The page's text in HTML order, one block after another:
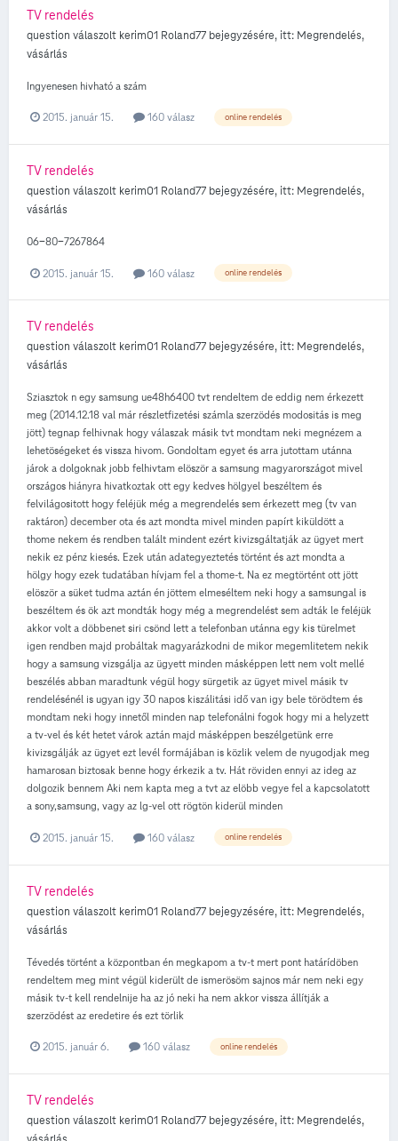
TV rendelés
question válaszolt kerim01 Roland77 bejegyzésére, itt: Megrendelés,
vásárlás
Ingyenesen hivható a szám
2015. január 15. 160 válasz online rendelés
TV rendelés
question válaszolt kerim01 Roland77 bejegyzésére, itt: Megrendelés,
vásárlás
06-80-7267864
2015. január 15. 160 válasz online rendelés
TV rendelés
question válaszolt kerim01 Roland77 bejegyzésére, itt: Megrendelés,
vásárlás
Sziasztok n egy samsung ue48h6400 tvt rendeltem de eddig nem érkezett
meg (2014.12.18 val már részletfizetési számla szerzödés modositás is meg
jött) tegnap felhivnak hogy válaszak másik tvt mondtam neki megnézem a
lehetöségeket és vissza hivom. Gondoltam egyet és arra jutottam utánna
járok a dolgoknak jobb felhivtam elöször a samsung magyarországot mivel
országos hiányra hivatkoztak ott egy kedves hölgyel beszéltem és
felvilágositott hogy feléjük még a megrendelés sem érkezett meg (tv van
raktáron) december ota és azt mondta mivel minden papírt kiküldött a
thome nekem és rendben talált mindent ezért kivizsgáltatják az ügyet mert
nekik ez pénz kiesés. Ezek után adategyeztetés történt és azt mondta a
hölgy hogy ezek tudatában hívjam fel a thome-t. Na ez megtörtént ott jött
elöször a süket tudma aztán én jöttem elmeséltem neki hogy a samsungal is
beszéltem és ök azt mondták hogy még a megrendelést sem adták le feléjük
akkor volt a döbbenet siri csönd lett a telefonban utánna egy kis türelmet
igen rendben majd probáltak magyarázkodni de mikor megemlitetem nekik
hogy a samsung vizsgálja az ügyett minden másképpen lett nem volt mellé
beszélés abban maradtunk végül hogy sürgetik az ügyet mivel másik tv
rendelésénél is ugyan igy 30 napos kiszálitási idő van igy bele törödtem és
mondtam neki hogy innetől minden nap telefonálni fogok hogy mi a helyzett
a tv-vel és két hetet várok aztán majd másképpen beszélgetünk erre
kivizsgálják az ügyet ezt levél formájában is közlik velem de nyugodjak meg
hamarosan biztosak benne hogy érkezik a tv. Hát röviden ennyi az ideg az
dolgozik bennem Aki nem kapta meg a tvt az elöbb vegye fel a kapcsolatott
a sony,samsung, vagy az lg-vel ott rögtön kiderül minden
2015. január 15. 160 válasz online rendelés
TV rendelés
question válaszolt kerim01 Roland77 bejegyzésére, itt: Megrendelés,
vásárlás
Tévedés történt a központban én megkapom a tv-t mert pont határídöben
rendeltem meg mint végül kiderült de ismerösöm sajnos már nem neki egy
másik tv-t kell rendelnije ha az jó neki ha nem akkor vissza állítják a
szerzödést az eredetire és ezt törlik
2015. január 6. 160 válasz online rendelés
TV rendelés
question válaszolt kerim01 Roland77 bejegyzésére, itt: Megrendelés,